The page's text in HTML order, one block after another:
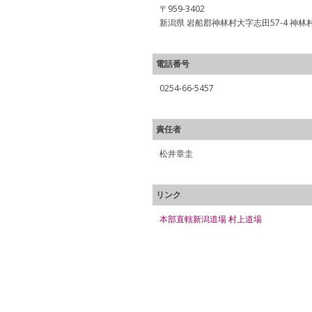
〒959-3402
新潟県 岩船郡神林村大字志田57-4 神林
電話番号
0254-66-5457
責任者
松井章圭
リンク
本部直轄新潟道場 村上道場